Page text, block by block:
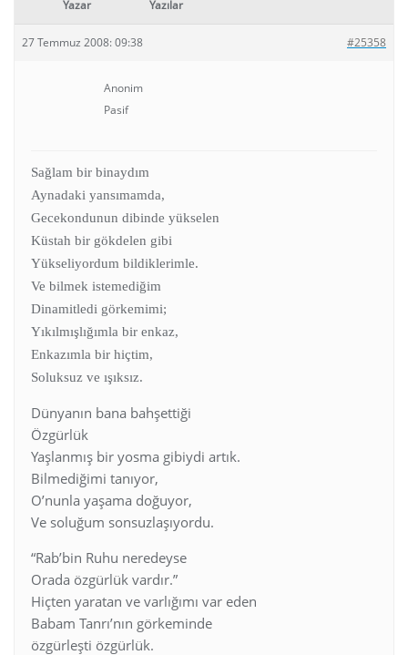
Yazar Yazılar
27 Temmuz 2008: 09:38 #25358
Anonim
Pasif
Sağlam bir binaydım
Aynadaki yansımamda,
Gecekondunun dibinde yükselen
Küstah bir gökdelen gibi
Yükseliyordum bildiklerimle.
Ve bilmek istemediğim
Dinamitledi görkemimi;
Yıkılmışlığımla bir enkaz,
Enkazımla bir hiçtim,
Soluksuz ve ışıksız.
Dünyanın bana bahşettiği
Özgürlük
Yaşlanmış bir yosma gibiydi artık.
Bilmediğimi tanıyor,
O’nunla yaşama doğuyor,
Ve soluğum sonsuzlaşıyordu.
“Rab’bin Ruhu neredeyse
Orada özgürlük vardır.”
Hiçten yaratan ve varlığımı var eden
Babam Tanrı’nın görkeminde
özgürleşti özgürlük.